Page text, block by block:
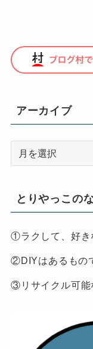
アーカイブ
イ
ブ
とりやっこの
①ラクして、好き
②DIYはあるもの
③リサイクル可能